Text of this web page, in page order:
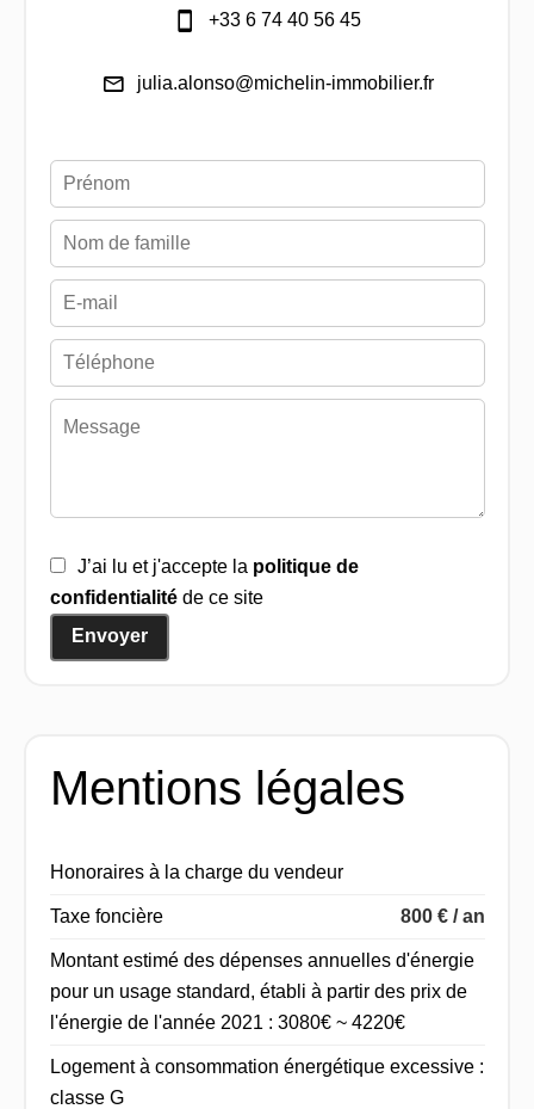
+33 6 74 40 56 45
julia.alonso@michelin-immobilier.fr
J’ai lu et j'accepte la politique de
confidentialitéde ce site
Envoyer
Mentions légales
Honoraires à la charge du vendeur
Taxe foncière 800 € / an
Montant estimé des dépenses annuelles d'énergie
pour un usage standard, établi à partir des prix de
l'énergie de l'année 2021 : 3080€ ~ 4220€
Logement à consommation énergétique excessive :
classe G